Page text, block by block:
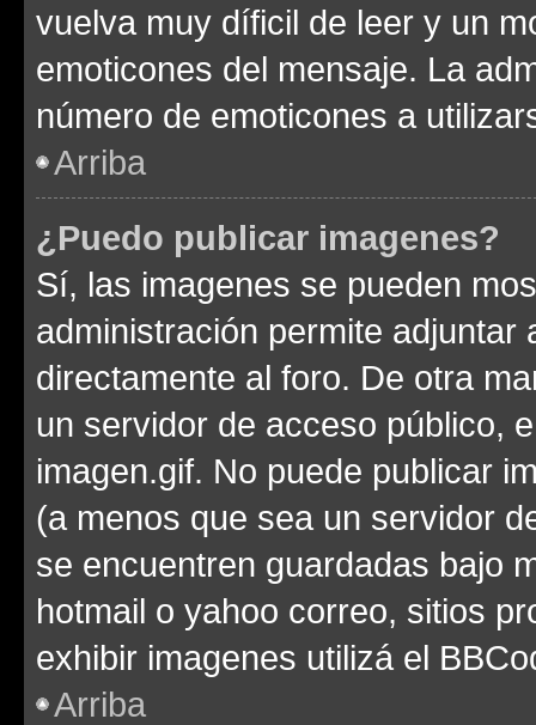
vuelva muy díficil de leer y un
emoticones del mensaje. La
número de emoticones a
Arriba
¿Puedo publicar imagenes?
Sí, las imagenes se pueden
administración permite
directamente al foro. De otra
un servidor de acceso público,
imagen.gif. No puede publicar
(a menos que sea un servidor
se encuentren guardadas bajo
hotmail o yahoo correo, sitios
exhibir imagenes utilizá el
Arriba